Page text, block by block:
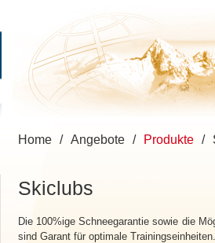
Home / Angebote / Produkte /
Skiclubs
Die 100%ige Schneegarantie sowie die
sind Garant für optimale Trainingseinheiten.